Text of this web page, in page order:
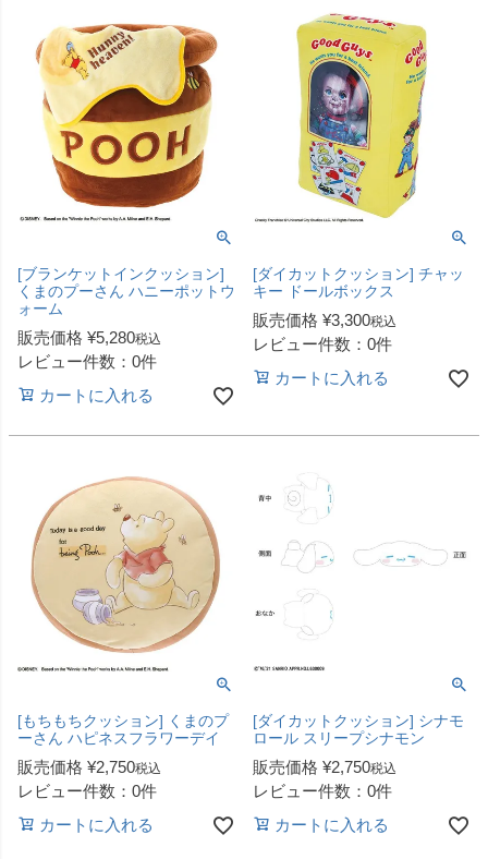
[ブランケットインクッション]
くまのプーさん ハニーポットウ
ォーム
販売価格 ¥5,280税込
レビュー件数：0件
カートに入れる
[ダイカットクッション] チャッ
キー ドールボックス
販売価格 ¥3,300税込
レビュー件数：0件
カートに入れる
[もちもちクッション] くまのプ
ーさん ハピネスフラワーデイ
販売価格 ¥2,750税込
レビュー件数：0件
カートに入れる
[ダイカットクッション] シナモ
ロール スリープシナモン
販売価格 ¥2,750税込
レビュー件数：0件
カートに入れる